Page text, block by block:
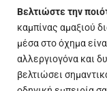
Βελτιώστε την
καμπίνας αμαξιού
μέσα στο όχημα
αλλεργιογόνα και
βελτιώσει